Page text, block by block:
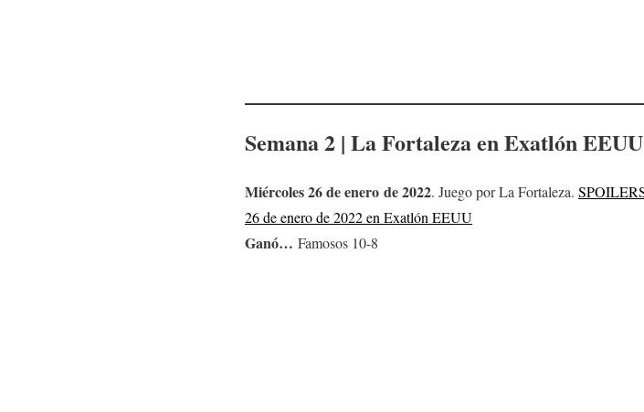
Semana 2 | La Fortaleza en Exatlón EEUU
Miércoles 26 de enero de 2022. Juego por La Fortaleza.
26 de enero de 2022 en Exatlón EEUU
Ganó… Famosos 10-8